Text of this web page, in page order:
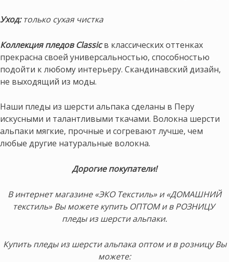
Уход:только сухая чистка
Коллекция пледов Classicв классических оттенках
прекрасна своей универсальностью, способностью
подойти к любому интерьеру. Скандинавский дизайн,
не выходящий из моды.
Наши пледы из шерсти альпака сделаны в Перу
искусными и талантливыми ткачами. Волокна шерсти
альпаки мягкие, прочные и согревают лучше, чем
любые другие натуральные волокна.
Дорогие покупатели!
В интернет магазине «ЭКО Текстиль» и «ДОМАШНИЙ
текстиль» Вы можете купить ОПТОМ и в РОЗНИЦУ
пледы из шерсти альпаки.
Купить пледы из шерсти альпака оптом и в розницу Вы
можете: